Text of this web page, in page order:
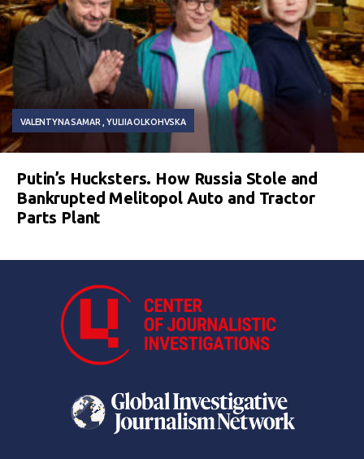
VALENTYNA SAMAR YULIIA OLKOHVSKA
Putin’s Hucksters. How Russia Stole and
Bankrupted Melitopol Auto and Tractor
Parts Plant